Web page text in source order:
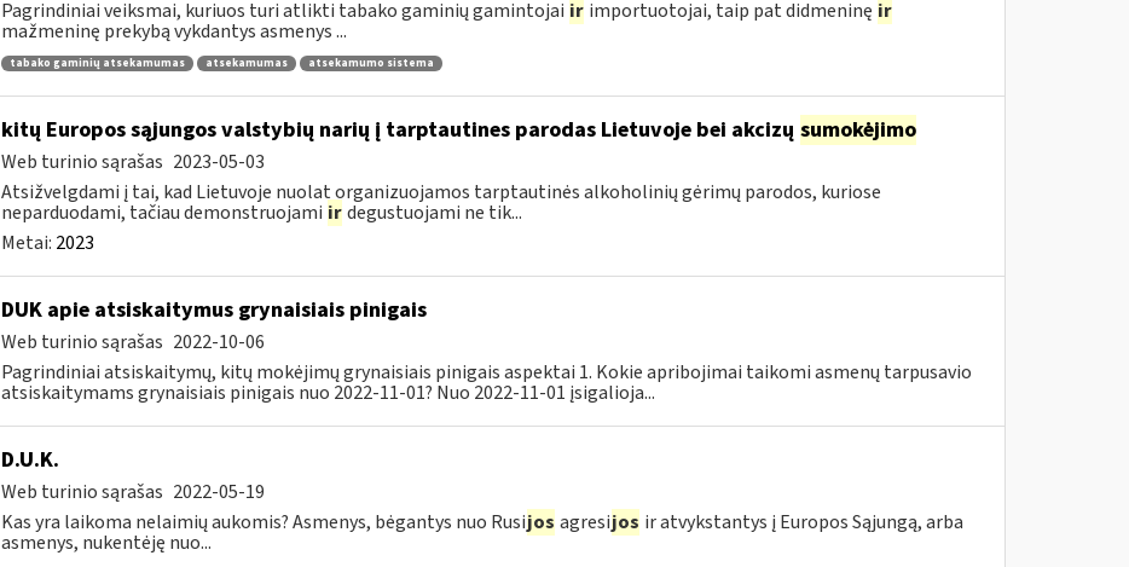
Pagrindiniai veiksmai, kuriuos turi atlikti tabako gaminių gamintojai ir importuotojai, taip pat didmeninę ir
mažmeninę prekybą vykdantys asmenys ...
tabako gaminių atsekamumas atsekamumas atsekamumo sistema
kitų Europos sąjungos valstybių narių į tarptautines parodas Lietuvoje bei akcizų sumokėjimo
Web turinio sąrašas 2023-05-03
Atsižvelgdami į tai, kad Lietuvoje nuolat organizuojamos tarptautinės alkoholinių gėrimų parodos, kuriose
neparduodami, tačiau demonstruojami ir degustuojami ne tik...
Metai: 2023
DUK apie atsiskaitymus grynaisiais pinigais
Web turinio sąrašas 2022-10-06
Pagrindiniai atsiskaitymų, kitų mokėjimų grynaisiais pinigais aspektai 1. Kokie apribojimai taikomi asmenų tarpusavio
atsiskaitymams grynaisiais pinigais nuo 2022-11-01? Nuo 2022-11-01 įsigalioja...
D.U.K.
Web turinio sąrašas 2022-05-19
Kas yra laikoma nelaimių aukomis? Asmenys, bėgantys nuo Rusijos agresijos ir atvykstantys į Europos Sąjungą, arba
asmenys, nukentėję nuo...